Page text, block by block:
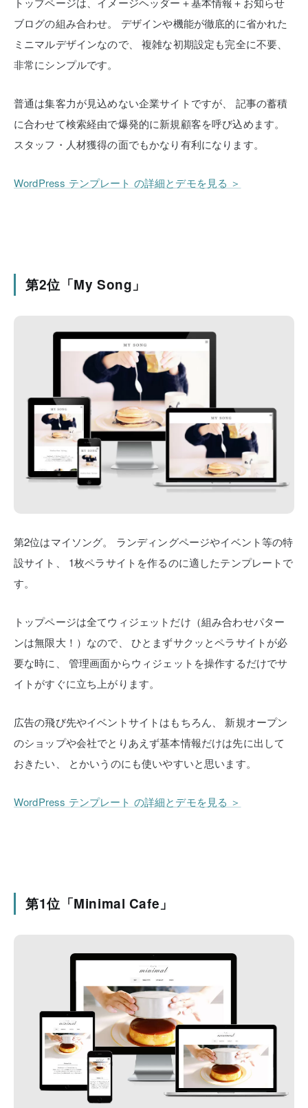
ブログの組み合わせ。
デザインや機能が徹底的に省かれた
ミニマルデザインなので、
複雑な初期設定も完全に不要、
非常にシンプルです。
普通は集客力が見込めない企業サイトですが、
記事の蓄積
に合わせて検索経由で爆発的に新規顧客を呼び込めます。
スタッフ・人材獲得の面でもかなり有利になります。
WordPress テンプレート の詳細とデモを見る ＞
第2位「My Song」
第2位はマイソング。
ランディングページやイベント等の特
設サイト、
1枚ペラサイトを作るのに適したテンプレートで
す。
トップページは全てウィジェットだけ（組み合わせパター
ンは無限大！）なので、
ひとまずサクッとペラサイトが必
要な時に、
管理画面からウィジェットを操作するだけでサ
イトがすぐに立ち上がります。
広告の飛び先やイベントサイトはもちろん、
新規オープン
のショップや会社でとりあえず基本情報だけは先に出して
おきたい、
とかいうのにも使いやすいと思います。
WordPress テンプレート の詳細とデモを見る ＞
第1位「Minimal Cafe」